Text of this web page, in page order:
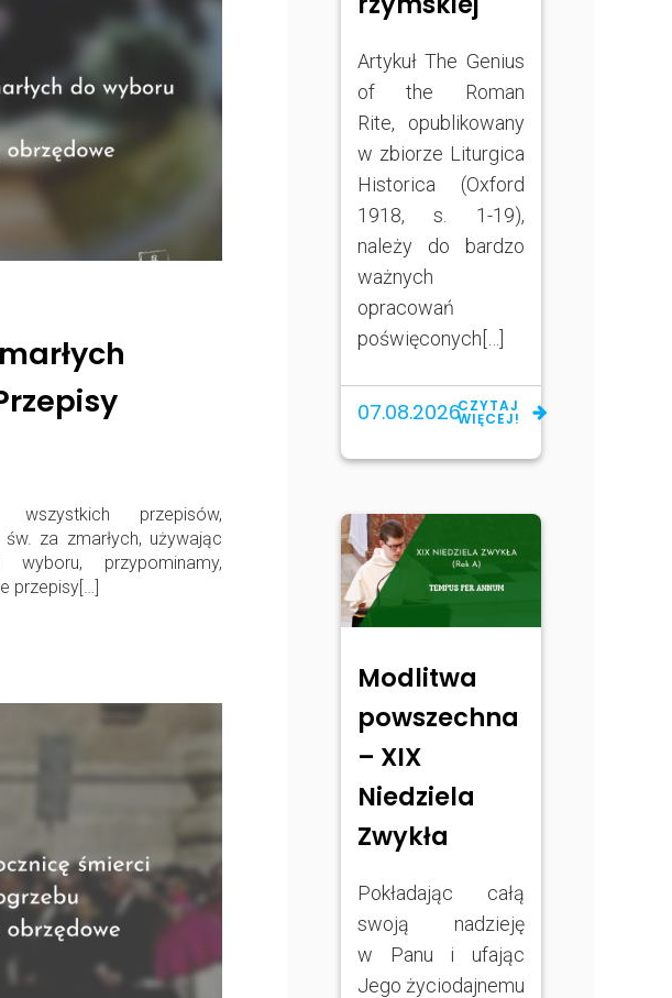
przepisów,
za zmarłych, używając
przypominamy,
przepisy[…]
Artykuł The Genius
of the Roman
Rite, opublikowany
w zbiorze Liturgica
Historica (Oxford
1918, s. 1-19),
należy do bardzo
ważnych
opracowań
poświęconych[…]
07.08.2026CZYTAJ
WIĘCEJ!
Modlitwa
powszechna
– XIX
Niedziela
Zwykła
Pokładając całą
swoją nadzieję
w Panu i ufając
Jego życiodajnemu